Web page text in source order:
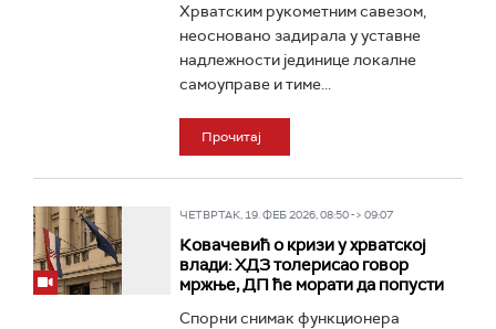
Хрватским рукометним савезом,
неосновано задирала у уставне
надлежности јединице локалне
самоуправе и тиме...
Прочитај
ЧЕТВРТАК, 19. ФЕБ 2026, 08:50 -> 09:07
Ковачевић о кризи у хрватској
влади: ХДЗ толерисао говор
мржње, ДП ће морати да попусти
Спорни снимак функционера